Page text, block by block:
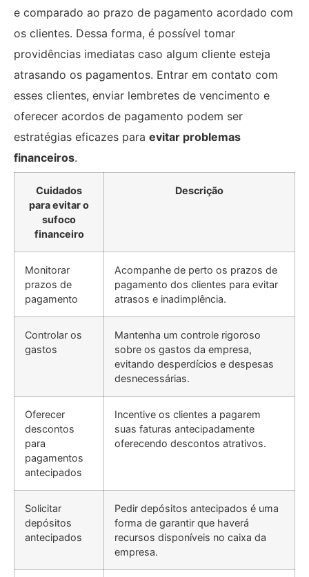
e comparado ao prazo de pagamento acordado com
os clientes. Dessa forma, é possível tomar
providências imediatas caso algum cliente esteja
atrasando os pagamentos. Entrar em contato com
esses clientes, enviar lembretes de vencimento e
oferecer acordos de pagamento podem ser
estratégias eficazes para evitar problemas
financeiros.
Cuidados
para evitar o
sufoco
financeiro
Descrição
Monitorar
prazos de
pagamento
Acompanhe de perto os prazos de
pagamento dos clientes para evitar
atrasos e inadimplência.
Controlar os
gastos
Mantenha um controle rigoroso
sobre os gastos da empresa,
evitando desperdícios e despesas
desnecessárias.
Oferecer
descontos
para
pagamentos
antecipados
Incentive os clientes a pagarem
suas faturas antecipadamente
oferecendo descontos atrativos.
Solicitar
depósitos
antecipados
Pedir depósitos antecipados é uma
forma de garantir que haverá
recursos disponíveis no caixa da
empresa.